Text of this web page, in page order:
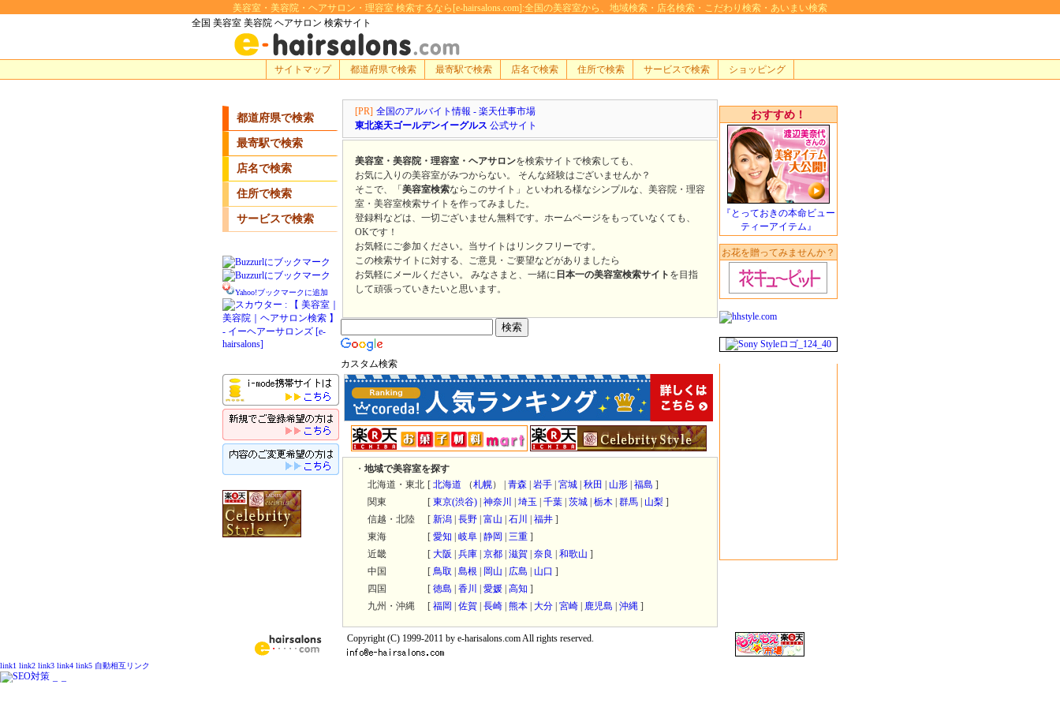
美容室・美容院・ヘアサロン・理容室 検索するなら[e-hairsalons.com]:全国の美容室から、地域検索・店名検索・こだわり検索・あいまい検索
全国 美容室 美容院 ヘアサロン 検索サイト
サイトマップ 都道府県で検索 最寄駅で検索 店名で検索 住所で検索 サービスで検索 ショッピング
[PR] 全国のアルバイト情報 - 楽天仕事市場
東北楽天ゴールデンイーグルス 公式サイト
美容室・美容院・理容室・ヘアサロンを検索サイトで検索しても、
お気に入りの美容室がみつからない。 そんな経験はございませんか？
そこで、「 美容室検索ならこのサイト」といわれる様なシンプルな、美容院・理容
室・美容室検索サイトを作ってみました。
登録料などは、一切ございません無料です。ホームページをもっていなくても、
OKです！
お気軽にご参加ください。当サイトはリンクフリーです。
この検索サイトに対する、ご意見・ご要望などがありましたら
お気軽にメールください。 みなさまと、一緒に 日本一の美容室検索サイト を目指
して頑張っていきたいと思います。
カスタム検索
・ 地域で美容室を探す
北海道・東北 [ 北海道 （札幌） | 青森 岩手 宮城 秋田 山形 福島 ]
関東
[ 東京(渋谷) 神奈川 埼玉 千葉 茨城 栃木 群馬 山梨 ]
信越・北陸
[ 新潟 長野 富山 石川 福井 ]
東海
[ 愛知 岐阜 静岡 三重 ]
近畿
[ 大阪 兵庫 京都 滋賀 奈良 和歌山 ]
中国
[ 鳥取 島根 岡山 広島 山口 ]
四国
[ 徳島 香川 愛媛 高知 ]
九州・沖縄
[ 福岡 佐賀 長崎 熊本 大分 宮崎 鹿児島 沖縄 ]
おすすめ！
『とっておきの本命ビュー
ティーアイテム』
お花を贈ってみませんか？
都道府県で検索
最寄駅で検索
店名で検索
住所で検索
サービスで検索
Yahoo!ブックマークに追加
Copyright (C) 1999-2011 by e-harisalons.com All rights reserved.
link1 link2 link3 link4 link5 自動相互リンク